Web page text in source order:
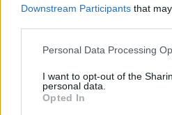
Downstream Participants that
Personal Data Processing
I want to opt-out of the
personal data.
Opted In
VIIHDEUUTISET
Sääennuste
marraskuulle –
syksyn sää